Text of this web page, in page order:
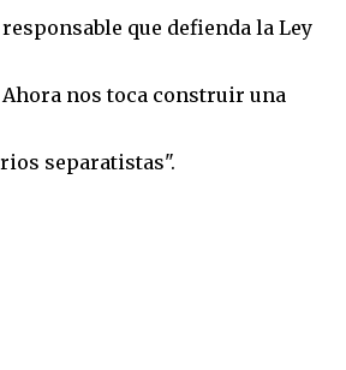
que defienda la Ley
nos toca construir una
separatistas".